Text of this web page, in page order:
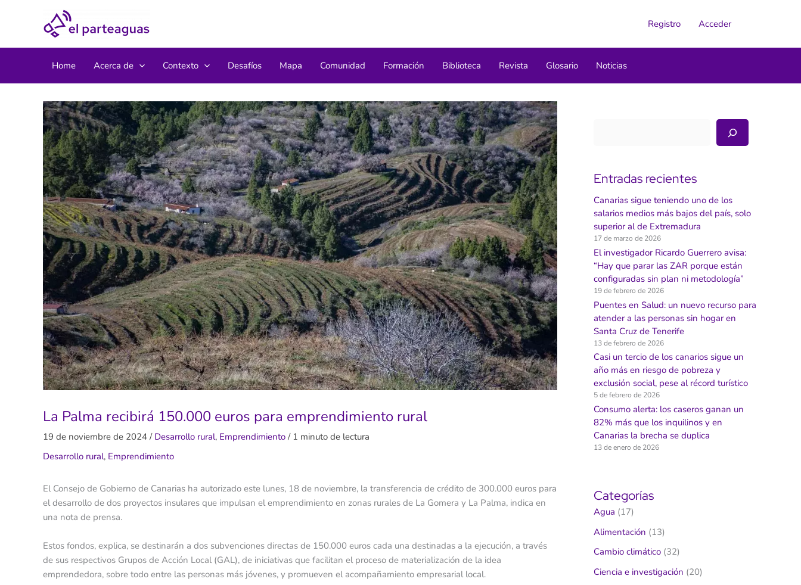
Registro Acceder
Home Acerca de Contexto Desafíos Mapa Comunidad Formación Biblioteca Revista Glosario Noticias
La Palma recibirá 150.000 euros para emprendimiento rural
19 de noviembre de 2024 / Desarrollo rural, Emprendimiento / 1 minuto de lectura
Desarrollo rural, Emprendimiento
El Consejo de Gobierno de Canarias ha autorizado este lunes, 18 de noviembre, la transferencia de crédito de 300.000 euros para
el desarrollo de dos proyectos insulares que impulsan el emprendimiento en zonas rurales de La Gomera y La Palma, indica en
una nota de prensa.
Estos fondos, explica, se destinarán a dos subvenciones directas de 150.000 euros cada una destinadas a la ejecución, a través
de sus respectivos Grupos de Acción Local (GAL), de iniciativas que facilitan el proceso de materialización de la idea
emprendedora, sobre todo entre las personas más jóvenes, y promueven el acompañamiento empresarial local.
Entradas recientes
Canarias sigue teniendo uno de los
salarios medios más bajos del país, solo
superior al de Extremadura
17 de marzo de 2026
El investigador Ricardo Guerrero avisa:
“Hay que parar las ZAR porque están
configuradas sin plan ni metodología”
19 de febrero de 2026
Puentes en Salud: un nuevo recurso para
atender a las personas sin hogar en
Santa Cruz de Tenerife
13 de febrero de 2026
Casi un tercio de los canarios sigue un
año más en riesgo de pobreza y
exclusión social, pese al récord turístico
5 de febrero de 2026
Consumo alerta: los caseros ganan un
82% más que los inquilinos y en
Canarias la brecha se duplica
13 de enero de 2026
Categorías
Agua (17)
Alimentación (13)
Cambio climático (32)
Ciencia e investigación (20)